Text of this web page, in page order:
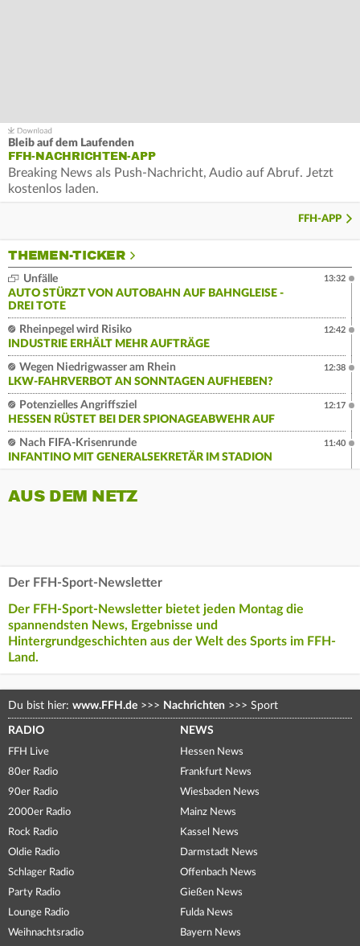
Bleib auf dem Laufenden
FFH-NACHRICHTEN-APP
Breaking News als Push-Nachricht, Audio auf Abruf. Jetzt
kostenlos laden.
FFH-APP
THEMEN-TICKER
Unfälle
AUTO STÜRZT VON AUTOBAHN AUF BAHNGLEISE -
DREI TOTE
13:32
Rheinpegel wird Risiko
INDUSTRIE ERHÄLT MEHR AUFTRÄGE
12:42
Wegen Niedrigwasser am Rhein
LKW-FAHRVERBOT AN SONNTAGEN AUFHEBEN?
12:38
Potenzielles Angriffsziel
HESSEN RÜSTET BEI DER SPIONAGEABWEHR AUF
12:17
Nach FIFA-Krisenrunde
INFANTINO MIT GENERALSEKRETÄR IM STADION
11:40
AUS DEM NETZ
Der FFH-Sport-Newsletter
Der FFH-Sport-Newsletter bietet jeden Montag die
spannendsten News, Ergebnisse und
Hintergrundgeschichten aus der Welt des Sports im FFH-
Land.
Du bist hier: www.FFH.de >>> Nachrichten >>> Sport
RADIO
FFH Live
80er Radio
90er Radio
2000er Radio
Rock Radio
Oldie Radio
Schlager Radio
Party Radio
Lounge Radio
Weihnachtsradio
NEWS
Hessen News
Frankfurt News
Wiesbaden News
Mainz News
Kassel News
Darmstadt News
Offenbach News
Gießen News
Fulda News
Bayern News